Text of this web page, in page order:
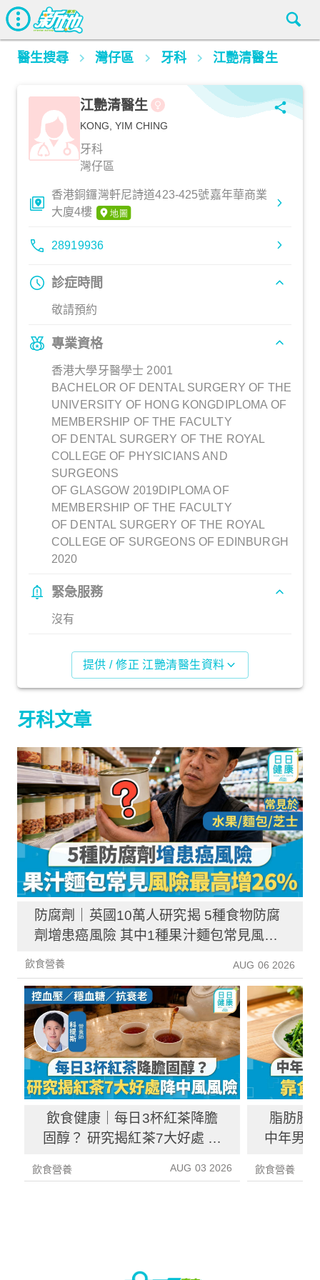
醫生搜尋 灣仔區 牙科 江艷清醫生
江艷清醫生
KONG, YIM CHING
牙科
灣仔區
香港銅鑼灣軒尼詩道423-425號嘉年華商業
大廈4樓
28919936
診症時間
敬請預約
專業資格
香港大學牙醫學士 2001
BACHELOR OF DENTAL SURGERY OF THE
UNIVERSITY OF HONG KONGDIPLOMA OF
MEMBERSHIP OF THE FACULTY
OF DENTAL SURGERY OF THE ROYAL
COLLEGE OF PHYSICIANS AND
SURGEONS
OF GLASGOW 2019DIPLOMA OF
MEMBERSHIP OF THE FACULTY
OF DENTAL SURGERY OF THE ROYAL
COLLEGE OF SURGEONS OF EDINBURGH
2020
緊急服務
沒有
提供 / 修正 江艷清醫生資料
牙科文章
防腐劑｜英國10萬人研究揭 5種食物防腐
劑增患癌風險 其中1種果汁麵包常見風險
增26%
飲食營養 AUG 06 2026
飲食健康｜每日3杯紅茶降膽
固醇？ 研究揭紅茶7大好處 降
飲食營養 AUG 03 2026
脂肪肝
中年男
飲食營養